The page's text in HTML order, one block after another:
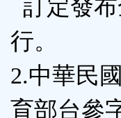
區
訂定發
行。
2.中華民
育部台參